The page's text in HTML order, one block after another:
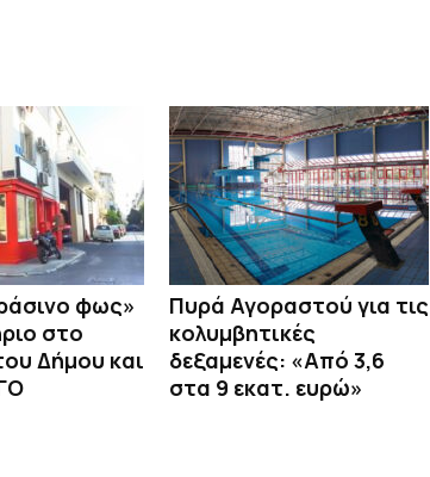
φως»
στο
Δήμου και
Πυρά Αγοραστού για τις
κολυμβητικές
δεξαμενές: «Από 3,6
στα 9 εκατ. ευρώ»